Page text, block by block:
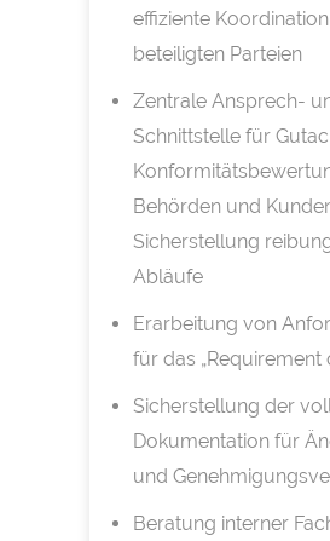
effiziente
beteiligten Parteien
Zentrale Ansprech-
Schnittstelle für
Behörden und
Sicherstellung
Abläufe
Erarbeitung von
für das „Requirement
Sicherstellung der
Dokumentation für
und
Beratung interner